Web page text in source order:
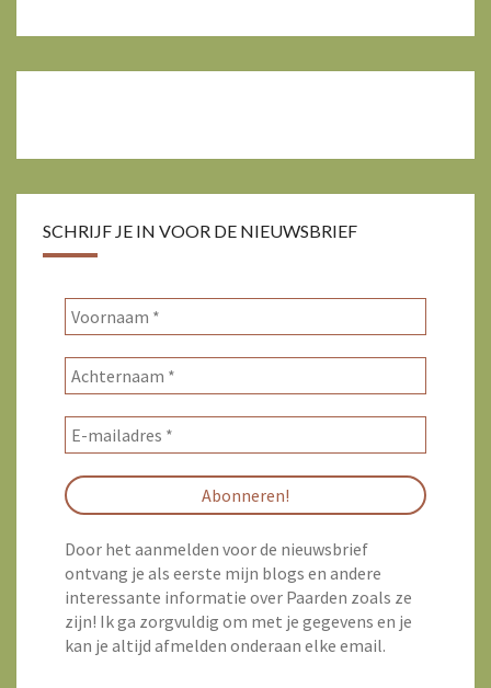
SCHRIJF JE IN VOOR DE NIEUWSBRIEF
Door het aanmelden voor de nieuwsbrief
ontvang je als eerste mijn blogs en andere
interessante informatie over Paarden zoals ze
zijn! Ik ga zorgvuldig om met je gegevens en je
kan je altijd afmelden onderaan elke email.